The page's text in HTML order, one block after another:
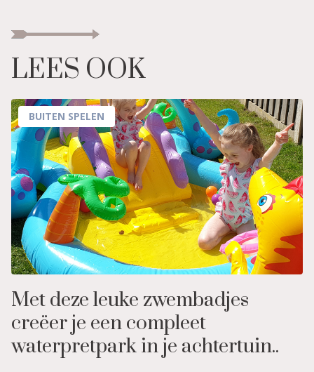
LEES OOK
BUITEN SPELEN
Met deze leuke zwembadjes
creëer je een compleet
waterpretpark in je achtertuin..